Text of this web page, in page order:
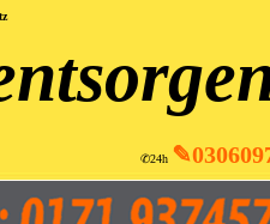
✆24h